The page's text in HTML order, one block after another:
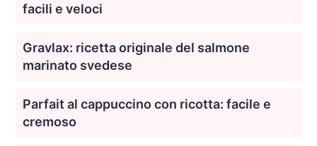
facili e veloci
Gravlax: ricetta originale del salmone
marinato svedese
Parfait al cappuccino con ricotta: facile e
cremoso